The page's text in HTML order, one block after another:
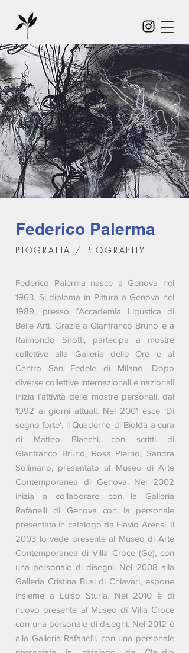
Federico Palerma
BIOGRAFIA / BIOGRAPHY
Federico Palerma nasce a Genova nel
1963. Si diploma in Pittura a Genova nel
1989, presso l’Accademia Ligustica di
Belle Arti. Grazie a Gianfranco Bruno e a
Raimondo Sirotti, partecipa a mostre
collettive alla Galleria delle Ore e al
Centro San Fedele di Milano. Dopo
diverse collettive internazionali e nazionali
inizia l’attività delle mostre personali, dal
1992 ai giorni attuali. Nel 2001 esce ‘Di
segno forte‘, il Quaderno di Biolda a cura
di Matteo Bianchi, con scritti di
Gianfranco Bruno, Rosa Pierno, Sandra
Solimano, presentato al Museo di Arte
Contemporanea di Genova. Nel 2002
inizia a collaborare con la Galleria
Rafanelli di Genova con la personale
presentata in catalogo da Flavio Arensi. Il
2003 lo vede presente al Museo di Arte
Contemporanea di Villa Croce (Ge), con
una personale di disegni. Nel 2008 alla
Galleria Cristina Busi di Chiavari, espone
insieme a Luiso Sturla. Nel 2010 è di
nuovo presente al Museo di Villa Croce
con una personale di disegni. Nel 2012 è
alla Galleria Rafanelli, con una personale